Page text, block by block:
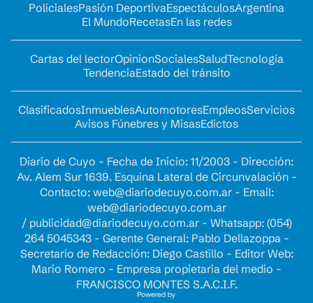
PolicialesPasión DeportivaEspectáculosArgentina
El MundoRecetasEn las redes
Cartas del lectorOpinionSocialesSaludTecnología
TendenciaEstado del tránsito
ClasificadosInmueblesAutomotoresEmpleosServicios
Avisos Fúnebres y MisasEdictos
Diario de Cuyo - Fecha de Inicio: 11/2003 - Dirección:
Av. Alem Sur 1639. Esquina Lateral de Circunvalación -
Contacto: web@diariodecuyo.com.ar- Email:
web@diariodecuyo.com.ar
/ publicidad@diariodecuyo.com.ar- Whatsapp: (054)
264 5045343 - Gerente General: Pablo Dellazoppa -
Secretario de Redacción: Diego Castillo - Editor Web:
Mario Romero - Empresa propietaria del medio -
FRANCISCO MONTES S.A.C.I.F.